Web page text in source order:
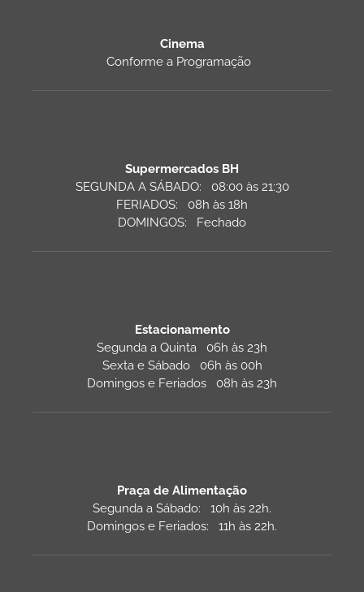
Cinema
Conforme a Programação
Supermercados BH
SEGUNDA A SÁBADO: 08:00 às 21:30
FERIADOS: 08h às 18h
DOMINGOS: Fechado
Estacionamento
Segunda a Quinta 06h às 23h
Sexta e Sábado 06h às 00h
Domingos e Feriados 08h às 23h
Praça de Alimentação
Segunda a Sábado: 10h às 22h.
Domingos e Feriados: 11h às 22h.